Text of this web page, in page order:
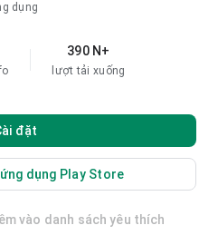
dụng
390 N+
lượt tải xuống
đặt
dụng Play Store
vào danh sách yêu thích